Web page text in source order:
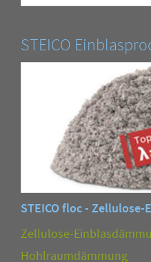
STEICO
STEICO floc -
Zellulose-
Hohlraumdämmung